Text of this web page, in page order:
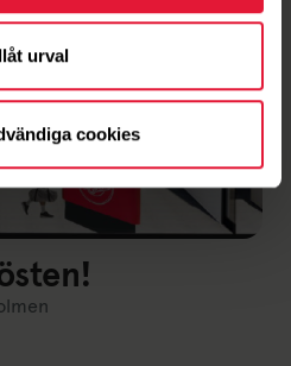
urval
cookies